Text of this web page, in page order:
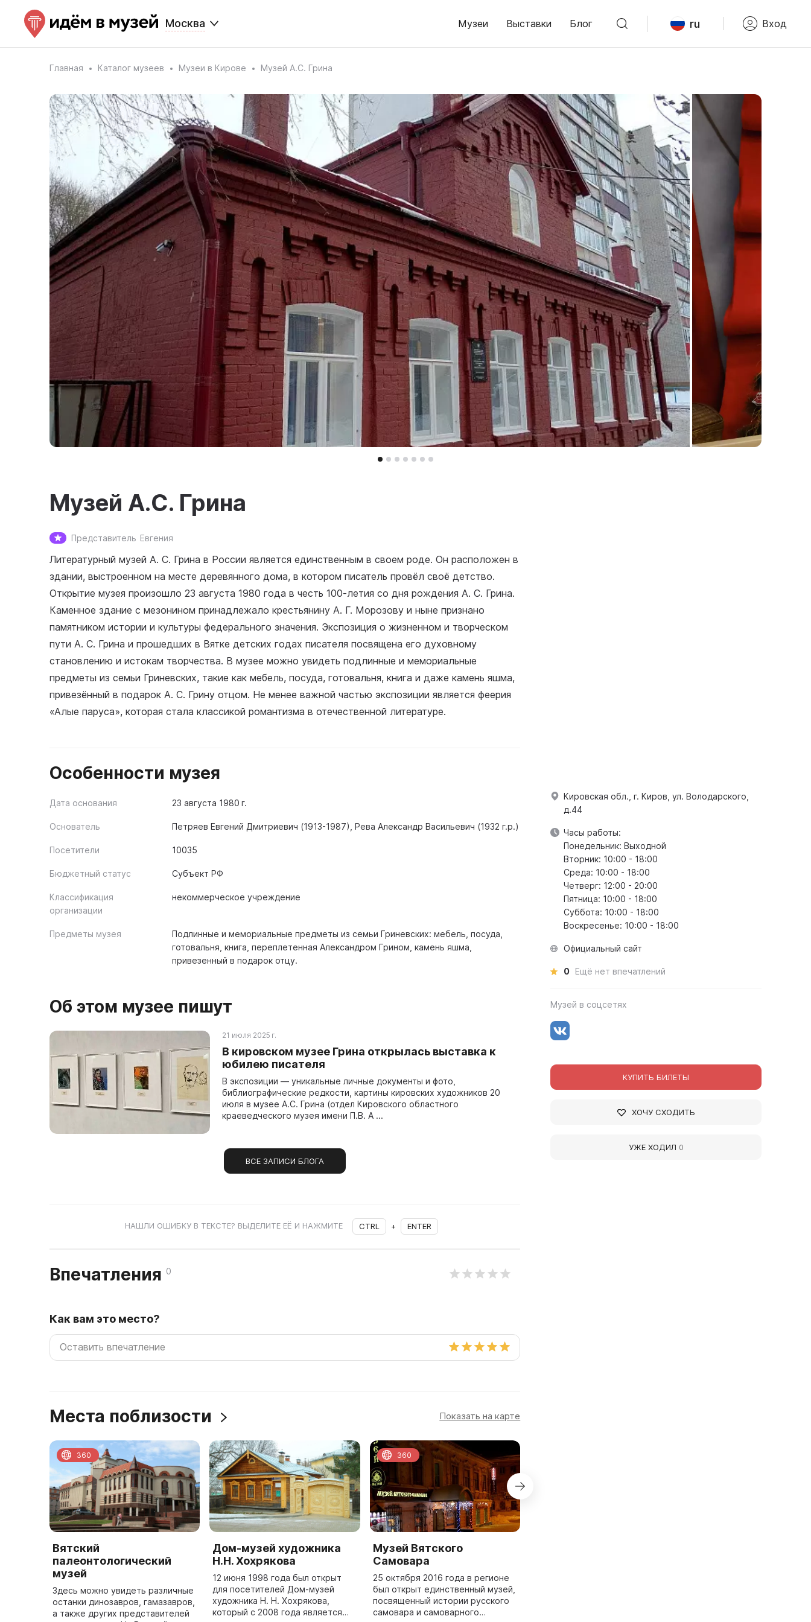
Москва Музеи Выставки Блог ru Вход
Главная Каталог музеев Музеи в Кирове Музей А.С. Грина
Музей А.С. Грина
Представитель Евгения
Литературный музей А. С. Грина в России является единственным в своем роде. Он расположен в
здании, выстроенном на месте деревянного дома, в котором писатель провёл своё детство.
Открытие музея произошло 23 августа 1980 года в честь 100-летия со дня рождения А. С. Грина.
Каменное здание с мезонином принадлежало крестьянину А. Г. Морозову и ныне признано
памятником истории и культуры федерального значения. Экспозиция о жизненном и творческом
пути А. С. Грина и прошедших в Вятке детских годах писателя посвящена его духовному
становлению и истокам творчества. В музее можно увидеть подлинные и мемориальные
предметы из семьи Гриневских, такие как мебель, посуда, готовальня, книга и даже камень яшма,
привезённый в подарок А. С. Грину отцом. Не менее важной частью экспозиции является феерия
«Алые паруса», которая стала классикой романтизма в отечественной литературе.
Особенности музея
Дата основания 23 августа 1980 г.
Основатель Петряев Евгений Дмитриевич (1913-1987), Рева Александр Васильевич (1932 г.р.)
Посетители 10035
Бюджетный статус Субъект РФ
Классификация
организации
некоммерческое учреждение
Предметы музея
Подлинные и мемориальные предметы из семьи Гриневских: мебель, посуда,
готовальня, книга, переплетенная Александром Грином, камень яшма,
привезенный в подарок отцу.
Об этом музее пишут
21 июля 2025 г.
В кировском музее Грина открылась выставка к
юбилею писателя
В экспозиции — уникальные личные документы и фото,
библиографические редкости, картины кировских художников 20
июля в музее А.С. Грина (отдел Кировского областного
краеведческого музея имени П.В. А ...
ВСЕ ЗАПИСИ БЛОГА
НАШЛИ ОШИБКУ В ТЕКСТЕ? ВЫДЕЛИТЕ ЕЁ И НАЖМИТЕ CTRL + ENTER
Впечатления 0
Как вам это место?
Места поблизости Показать на карте
Вятский
палеонтологический
музей
Здесь можно увидеть различные
останки динозавров, гамазавров,
а также других представителей
360
Дом-музей художника
Н.Н. Хохрякова
12 июня 1998 года был открыт
для посетителей Дом-музей
художника Н. Н. Хохрякова,
который с 2008 года является
Музей Вятского
Самовара
25 октября 2016 года в регионе
был открыт единственный музей,
посвященный истории русского
самовара и самоварного
360
Кировская обл., г. Киров, ул. Володарского,
д.44
Часы работы:
Понедельник: Выходной
Вторник: 10:00 - 18:00
Среда: 10:00 - 18:00
Четверг: 12:00 - 20:00
Пятница: 10:00 - 18:00
Суббота: 10:00 - 18:00
Воскресенье: 10:00 - 18:00
Официальный сайт
0 Ещё нет впечатлений
Музей в соцсетях
КУПИТЬ БИЛЕТЫ
ХОЧУ СХОДИТЬ
УЖЕ ХОДИЛ 0